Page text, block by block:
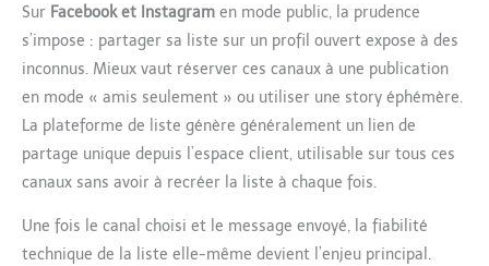
Sur Facebook et Instagram en mode public, la prudence
s’impose : partager sa liste sur un profil ouvert expose à des
inconnus. Mieux vaut réserver ces canaux à une publication
en mode « amis seulement » ou utiliser une story éphémère.
La plateforme de liste génère généralement un lien de
partage unique depuis l’espace client, utilisable sur tous ces
canaux sans avoir à recréer la liste à chaque fois.
Une fois le canal choisi et le message envoyé, la fiabilité
technique de la liste elle-même devient l’enjeu principal.